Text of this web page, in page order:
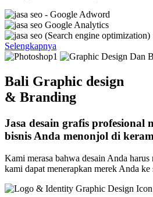
Selengkapnya
Bali Graphic design
& Branding
Jasa desain grafis profesional
bisnis Anda menonjol di
Kami merasa bahwa desain Anda
kami dapat menerapkan merek Anda